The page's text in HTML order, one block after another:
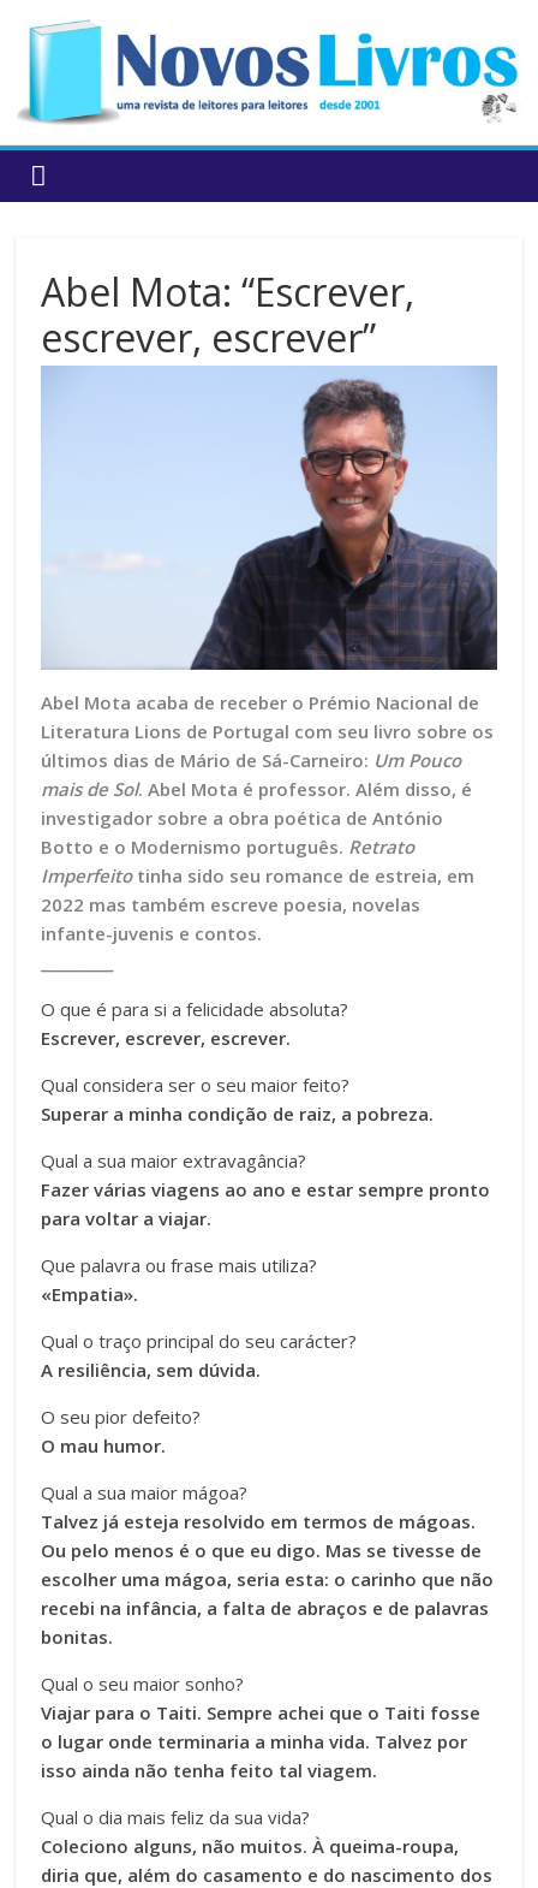
content
Abel Mota: “Escrever,
escrever, escrever”
Abel Mota acaba de receber o Prémio Nacional de
Literatura Lions de Portugal com seu livro sobre os
últimos dias de Mário de Sá-Carneiro: Um Pouco
mais de Sol. Abel Mota é professor. Além disso, é
investigador sobre a obra poética de António
Botto e o Modernismo português. Retrato
Imperfeitotinha sido seu romance de estreia, em
2022 mas também escreve poesia, novelas
infante-juvenis e contos.
O que é para si a felicidade absoluta?
Escrever, escrever, escrever.
Qual considera ser o seu maior feito?
Superar a minha condição de raiz, a pobreza.
Qual a sua maior extravagância?
Fazer várias viagens ao ano e estar sempre pronto
para voltar a viajar.
Que palavra ou frase mais utiliza?
«Empatia».
Qual o traço principal do seu carácter?
A resiliência, sem dúvida.
O seu pior defeito?
O mau humor.
Qual a sua maior mágoa?
Talvez já esteja resolvido em termos de mágoas.
Ou pelo menos é o que eu digo. Mas se tivesse de
escolher uma mágoa, seria esta: o carinho que não
recebi na infância, a falta de abraços e de palavras
bonitas.
Qual o seu maior sonho?
Viajar para o Taiti. Sempre achei que o Taiti fosse
o lugar onde terminaria a minha vida. Talvez por
isso ainda não tenha feito tal viagem.
Qual o dia mais feliz da sua vida?
Coleciono alguns, não muitos. À queima-roupa,
diria que, além do casamento e do nascimento dos